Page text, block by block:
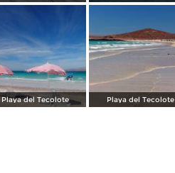
Playa del Tecolote Playa del Tecolote